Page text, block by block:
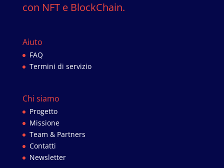
con NFT e BlockChain.
Aiuto
FAQ
Termini di servizio
Chi siamo
Progetto
Missione
Team & Partners
Contatti
Newsletter